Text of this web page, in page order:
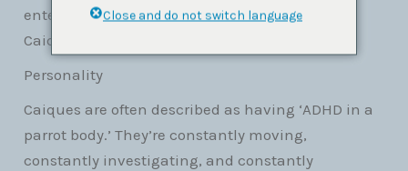
entertaining. We carry both the Black-Headed
Caique and the White-Bellied Caique.
Personality
Caiques are often described as having ‘ADHD in a
parrot body.’ They’re constantly moving,
constantly investigating, and constantly
Close and do not switch language